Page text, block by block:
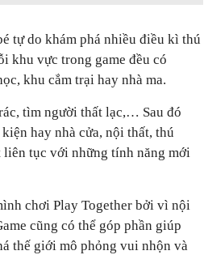
tự do khám phá nhiều điều kì thú
khu vực trong game đều có
khu cắm trại hay nhà ma.
tìm người thất lạc,… Sau đó
hay nhà cửa, nội thất, thú
tục với những tính năng mới
chơi Play Together bởi vì nội
cũng có thể góp phần giúp
thế giới mô phỏng vui nhộn và